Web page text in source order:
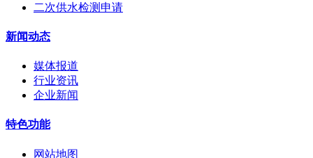
二次供水检测申请
新闻动态
媒体报道
行业资讯
企业新闻
特色功能
网站地图